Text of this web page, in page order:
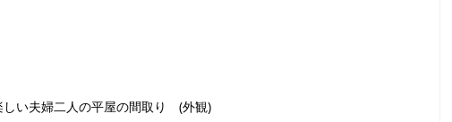
い夫婦二人の平屋の間取り　(外観)